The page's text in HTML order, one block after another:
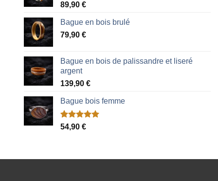
89,90 €
Bague en bois brulé
79,90 €
Bague en bois de palissandre et liseré
argent
139,90 €
Bague bois femme
Noté5.00
2
54,90 €